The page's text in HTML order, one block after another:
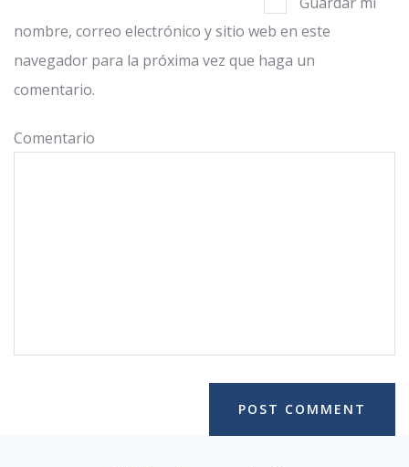
nombre, correo electrónico y sitio web en este
navegador para la próxima vez que haga un
comentario.
Comentario